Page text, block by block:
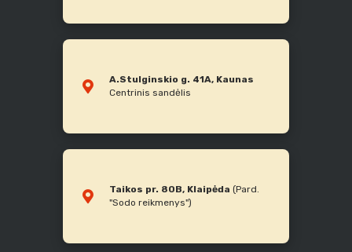
A.Stulginskio g. 41A, Kaunas
Centrinis sandėlis
Taikos pr. 80B, Klaipėda (Pard.
"Sodo reikmenys")